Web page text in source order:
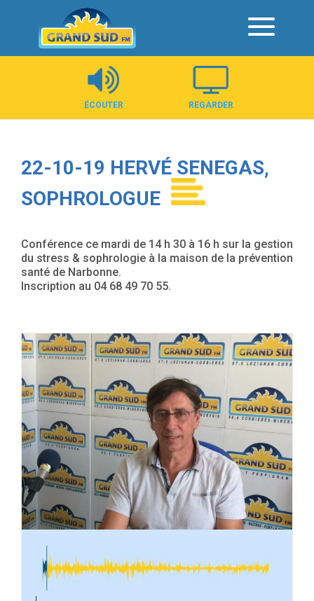
Panneau de gestion des cookies
ÉCOUTER REGARDER
22-10-19 HERVÉ SENEGAS,
SOPHROLOGUE
Conférence ce mardi de 14 h 30 à 16 h sur la gestion
du stress & sophrologie à la maison de la prévention
santé de Narbonne.
Inscription au 04 68 49 70 55.